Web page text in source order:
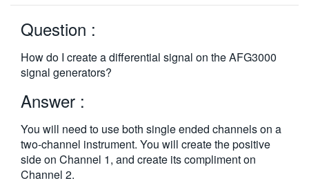
한국어
繁體中文
Question :
How do I create a differential signal on the AFG3000
signal generators?
Answer :
You will need to use both single ended channels on a
two-channel instrument. You will create the positive
side on Channel 1, and create its compliment on
Channel 2.